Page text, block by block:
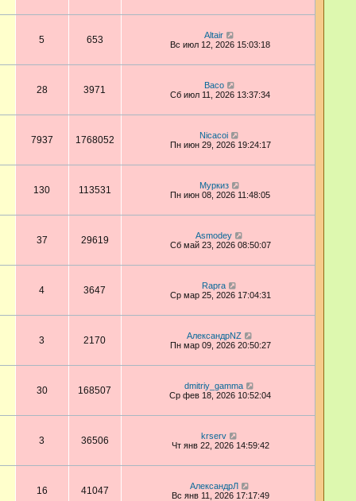
5 653
Altair
Вс июл 12, 2026 15:03:18
28 3971
Васо
Сб июл 11, 2026 13:37:34
7937 1768052
Nicacoi
Пн июн 29, 2026 19:24:17
130 113531
Муркиз
Пн июн 08, 2026 11:48:05
37 29619
Asmodey
Сб май 23, 2026 08:50:07
4 3647
Rapra
Ср мар 25, 2026 17:04:31
3 2170
АлександрNZ
Пн мар 09, 2026 20:50:27
30 168507
dmitriy_gamma
Ср фев 18, 2026 10:52:04
3 36506
krserv
Чт янв 22, 2026 14:59:42
16 41047
АлександрЛ
Вс янв 11, 2026 17:17:49